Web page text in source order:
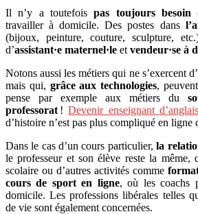
Il n’y a toutefoispas toujours besoin
travailler à domicile. Des postes dans
(bijoux, peinture, couture, sculpture,
d’assistant·e maternel·le et vendeur·se à
Notons aussi les métiers qui ne s’exercent
mais qui, grâce aux technologies,
pense par exemple aux métiers du
professorat !Devenir enseignant d’anglais
d’histoire n’est pas plus compliqué en
Dans le cas d’un cours particulier, la
le professeur et son élève reste la même,
scolaire ou d’autres activités comme
cours de sport en ligne, où les coachs
domicile. Les professions libérales telles
de vie sont également concernées.